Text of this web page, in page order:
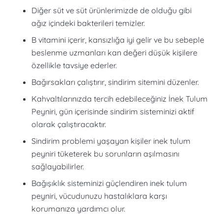
Diğer süt ve süt ürünlerimizde de olduğu gibi
ağız içindeki bakterileri temizler.
B vitamini içerir, kansızlığa iyi gelir ve bu sebeple
beslenme uzmanları kan değeri düşük kişilere
özellikle tavsiye ederler.
Bağırsakları çalıştırır, sindirim sitemini düzenler.
Kahvaltılarınızda tercih edebileceğiniz İnek Tulum
Peyniri, gün içerisinde sindirim sisteminizi aktif
olarak çalıştıracaktır.
Sindirim problemi yaşayan kişiler inek tulum
peyniri tüketerek bu sorunların aşılmasını
sağlayabilirler.
Bağışıklık sisteminizi güçlendiren inek tulum
peyniri, vücudunuzu hastalıklara karşı
korumanıza yardımcı olur.